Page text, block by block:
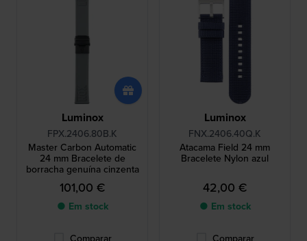
Luminox
FPX.2406.80B.K
Master Carbon Automatic
24 mm Bracelete de
borracha genuína cinzenta
101,00 €
● Em stock
Luminox
FNX.2406.40Q.K
Atacama Field 24 mm
Bracelete Nylon azul
42,00 €
● Em stock